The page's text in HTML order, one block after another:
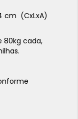
cm (CxLxA)
80kg cada,